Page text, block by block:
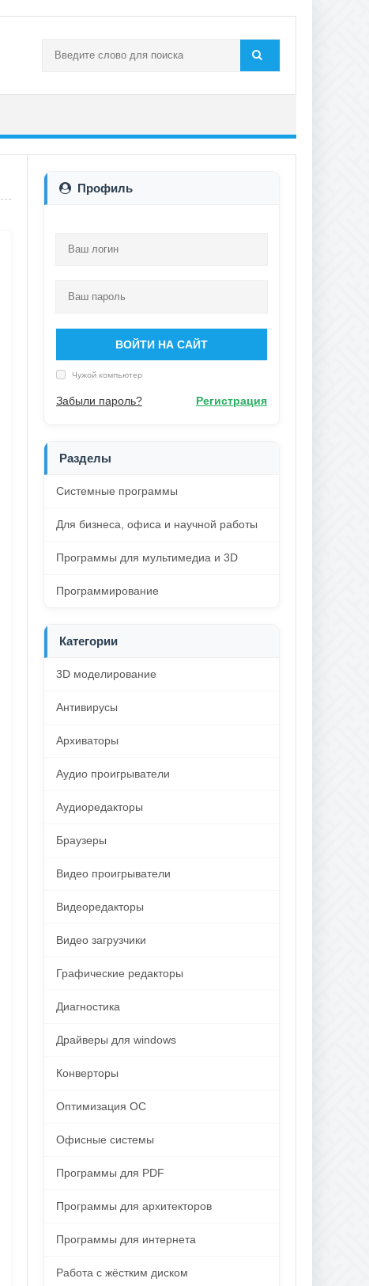
Профиль
ВОЙТИ НА САЙТ
Чужой компьютер
Забыли пароль? Регистрация
Разделы
Системные программы
Для бизнеса, офиса и научной работы
Программы для мультимедиа и 3D
Программирование
Категории
3D моделирование
Антивирусы
Архиваторы
Аудио проигрыватели
Аудиоредакторы
Браузеры
Видео проигрыватели
Видеоредакторы
Видео загрузчики
Графические редакторы
Диагностика
Драйверы для windows
Конверторы
Оптимизация ОС
Офисные системы
Программы для PDF
Программы для архитекторов
Программы для интернета
Работа с жёстким диском